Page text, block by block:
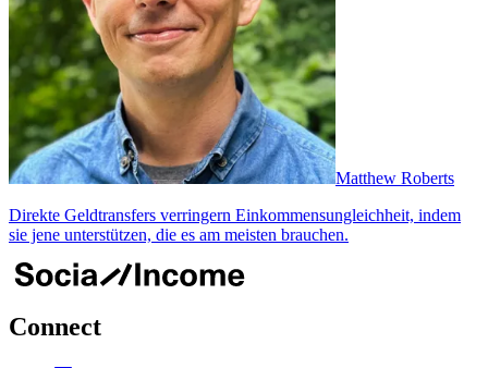
Matthew Roberts
Direkte Geldtransfers verringern Einkommensungleichheit, indem
sie jene unterstützen, die es am meisten brauchen.
Connect